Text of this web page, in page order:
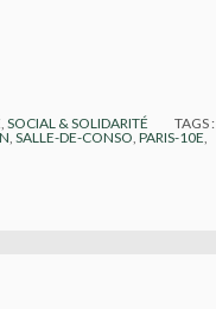
,SOCIAL & SOLIDARITÉ
TAGS :
, SALLE-DE-CONSO, PARIS-10E,